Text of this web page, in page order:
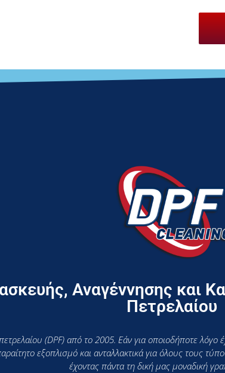
Αναγέννησης και
Πετρελαίου
(DPF) από το 2005. Εάν για οποιοδήποτε
εξοπλισμό και ανταλλακτικά για όλους τους
έχοντας πάντα τη δική μας μοναδική